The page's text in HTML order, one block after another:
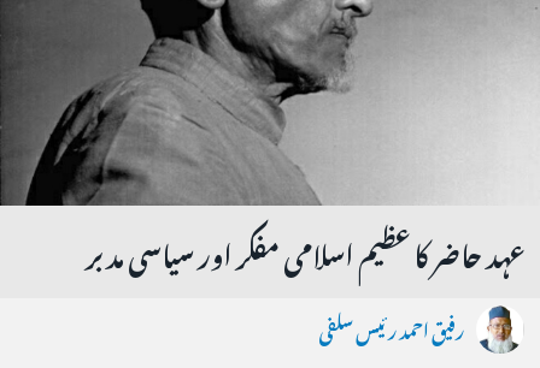
عہد حاضر کا عظیم اسلامی مفکر اور سیاسی مدبر
رفیق احمد رئیس سلفی